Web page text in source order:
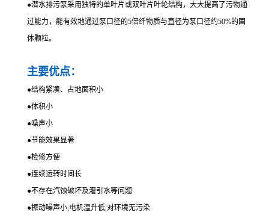
●潜水排污泵采用独特的单叶片或双叶片叶轮结构，大大提高了污物通
过能力，能有效地通过泵口径的5倍纤物质与直径为泵口径约50%的固
体颗粒。
主要优点：
●结构紧凑、占地面积小
●体积小
●噪声小
●节能效果显著
●检修方便
●连续运转时间长
●不存在汽蚀破坏及灌引水等问题
●振动噪声小,电机温升低,对环境无污染